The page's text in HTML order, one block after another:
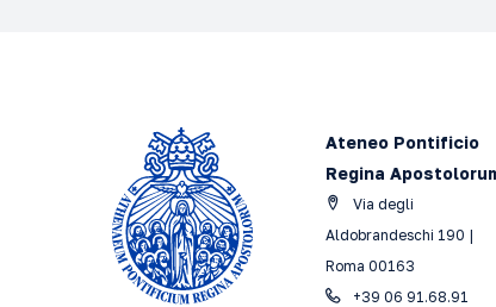
Ateneo Pontificio
Regina
Via degli
Aldobrandeschi 190 |
Roma 00163
+39 06 91.68.91